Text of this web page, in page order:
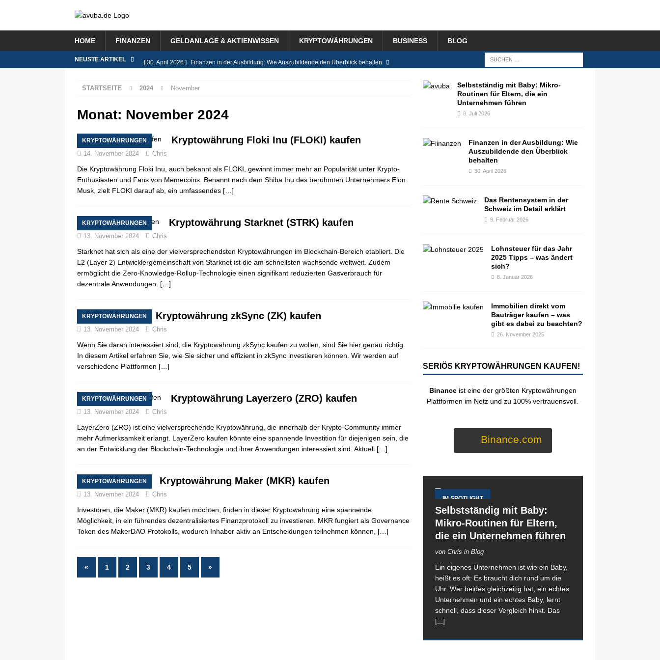
HOME FINANZEN GELDANLAGE & AKTIENWISSEN KRYPTOWÄHRUNGEN BUSINESS BLOG
NEUSTE ARTIKEL [ 30. April 2026 ] Finanzen in der Ausbildung: Wie Auszubildende den Überblick behalten
[ 8. Januar 2026 ] Lohnsteuer für das Jahr 2025 Tipps – was ändert sich?
BLOG
STARTSEITE 2024 November
Monat: November 2024
KRYPTOWÄHRUNGEN Kryptowährung Floki Inu (FLOKI) kaufen
14. November 2024 Chris
Die Kryptowährung Floki Inu, auch bekannt als FLOKI, gewinnt immer mehr an Popularität unter Krypto-
Enthusiasten und Fans von Memecoins. Benannt nach dem Shiba Inu des berühmten Unternehmers Elon
Musk, zielt FLOKI darauf ab, ein umfassendes […]
KRYPTOWÄHRUNGEN Kryptowährung Starknet (STRK) kaufen
13. November 2024 Chris
Starknet hat sich als eine der vielversprechendsten Kryptowährungen im Blockchain-Bereich etabliert. Die
L2 (Layer 2) Entwicklergemeinschaft von Starknet ist die am schnellsten wachsende weltweit. Zudem
ermöglicht die Zero-Knowledge-Rollup-Technologie einen signifikant reduzierten Gasverbrauch für
dezentrale Anwendungen. […]
KRYPTOWÄHRUNGEN Kryptowährung zkSync (ZK) kaufen
13. November 2024 Chris
Wenn Sie daran interessiert sind, die Kryptowährung zkSync kaufen zu wollen, sind Sie hier genau richtig.
In diesem Artikel erfahren Sie, wie Sie sicher und effizient in zkSync investieren können. Wir werden auf
verschiedene Plattformen […]
KRYPTOWÄHRUNGEN Kryptowährung Layerzero (ZRO) kaufen
13. November 2024 Chris
LayerZero (ZRO) ist eine vielversprechende Kryptowährung, die innerhalb der Krypto-Community immer
mehr Aufmerksamkeit erlangt. LayerZero kaufen könnte eine spannende Investition für diejenigen sein, die
an der Entwicklung der Blockchain-Technologie und ihrer Anwendungen interessiert sind. Aktuell […]
KRYPTOWÄHRUNGEN Kryptowährung Maker (MKR) kaufen
13. November 2024 Chris
Investoren, die Maker (MKR) kaufen möchten, finden in dieser Kryptowährung eine spannende
Möglichkeit, in ein führendes dezentralisiertes Finanzprotokoll zu investieren. MKR fungiert als Governance
Token des MakerDAO Protokolls, wodurch Inhaber aktiv an Entscheidungen teilnehmen können, […]
« 1 2 3 4 5 »
Selbstständig mit Baby: Mikro-
Routinen für Eltern, die ein
Unternehmen führen
8. Juli 2026
Finanzen in der Ausbildung: Wie
Auszubildende den Überblick
behalten
30. April 2026
Das Rentensystem in der
Schweiz im Detail erklärt
9. Februar 2026
Lohnsteuer für das Jahr
2025 Tipps – was ändert
sich?
8. Januar 2026
Immobilien direkt vom
Bauträger kaufen – was
gibt es dabei zu beachten?
26. November 2025
SERIÖS KRYPTOWÄHRUNGEN KAUFEN!
Binanceist eine der größten Kryptowährungen
Plattformen im Netz und zu 100% vertrauensvoll.
Binance.com
IM SPOTLIGHT
Selbstständig mit Baby:
Mikro-Routinen für Eltern,
die ein Unternehmen führen
von Chris in Blog
Ein eigenes Unternehmen ist wie ein Baby,
heißt es oft: Es braucht dich rund um die
Uhr. Wer beides gleichzeitig hat, ein echtes
Unternehmen und ein echtes Baby, lernt
schnell, dass dieser Vergleich hinkt. Das
[...]